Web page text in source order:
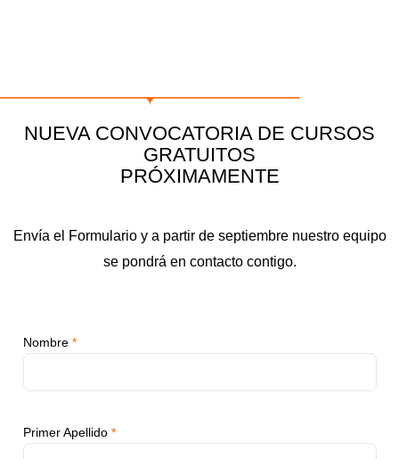
NUEVA CONVOCATORIA DE CURSOS
GRATUITOS
PRÓXIMAMENTE
Envía el Formulario y a partir de septiembre nuestro equipo
se pondrá en contacto contigo.
Nombre *
Primer Apellido *